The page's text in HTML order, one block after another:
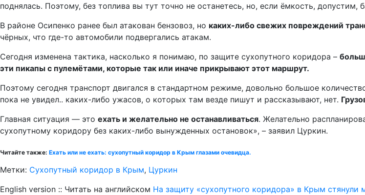
поднялась. Поэтому, без топлива вы тут точно не останетесь, но, если ёмкость,
В районе Осипенко ранее был атакован бензовоз, но каких-либо свежих повреждений
чёрных, что где-то автомобили подвергались атакам.
Сегодня изменена тактика, насколько я понимаю, по защите сухопутного коридора –
эти пикапы с пулемётами, которые так или иначе прикрывают этот маршрут.
Поэтому сегодня транспорт двигался в стандартном режиме, довольно большое
пока не увидел.. каких-либо ужасов, о которых там везде пишут и рассказывают, нет.
Главная ситуация — это ехать и желательно не останавливаться. Желательно
сухопутному коридору без каких-либо вынужденных остановок», – заявил Цуркин.
Читайте также: Ехать или не ехать: сухопутный коридор в Крым глазами очевидца.
Метки: Сухопутный коридор в Крым, Цуркин
English version :: Читать на английском На защиту «сухопутного коридора» в Крым стянули